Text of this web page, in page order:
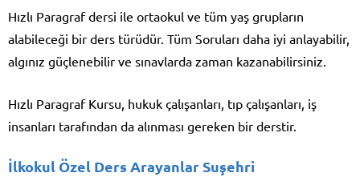
Hızlı Paragraf dersi ile ortaokul ve tüm yaş grupların
alabileceği bir ders türüdür. Tüm Soruları daha iyi anlayabilir,
algınız güçlenebilir ve sınavlarda zaman kazanabilirsiniz.
Hızlı Paragraf Kursu, hukuk çalışanları, tıp çalışanları, iş
insanları tarafından da alınması gereken bir derstir.
İlkokul Özel Ders Arayanlar Suşehri